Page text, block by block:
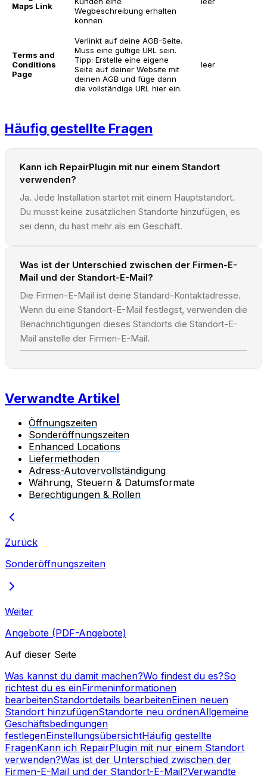
Maps Link
Wegbeschreibung erhalten
können
Terms and
Conditions
Page
Verlinkt auf deine AGB-Seite.
Muss eine gültige URL sein.
Tipp: Erstelle eine eigene
Seite auf deiner Website mit
deinen AGB und füge dann
die vollständige URL hier ein.
leer
Häufig gestellte Fragen
Kann ich RepairPlugin mit nur einem Standort
verwenden?
Ja. Jede Installation startet mit einem Hauptstandort.
Du musst keine zusätzlichen Standorte hinzufügen, es
sei denn, du hast mehr als ein Geschäft.
Was ist der Unterschied zwischen der Firmen-E-
Mail und der Standort-E-Mail?
Die Firmen-E-Mail ist deine Standard-Kontaktadresse.
Wenn du eine Standort-E-Mail festlegst, verwenden die
Benachrichtigungen dieses Standorts die Standort-E-
Mail anstelle der Firmen-E-Mail.
Verwandte Artikel
Öffnungszeiten
Sonderöffnungszeiten
Enhanced Locations
Liefermethoden
Adress-Autovervollständigung
Währung, Steuern & Datumsformate
Berechtigungen & Rollen
Zurück
Sonderöffnungszeiten
Weiter
Angebote (PDF-Angebote)
Auf dieser Seite
Was kannst du damit machen?Wo findest du es?So
richtest du es einFirmeninformationen
bearbeitenStandortdetails bearbeitenEinen neuen
Standort hinzufügenStandorte neu ordnenAllgemeine
Geschäftsbedingungen
festlegenEinstellungsübersichtHäufig gestellte
FragenKann ich RepairPlugin mit nur einem Standort
verwenden?Was ist der Unterschied zwischen der
Firmen-E-Mail und der Standort-E-Mail?Verwandte